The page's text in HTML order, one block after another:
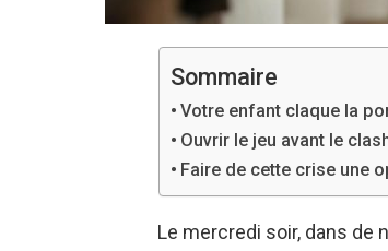
Sommaire
Votre enfant claque la
Ouvrir le jeu avant le
Faire de cette crise une
Le mercredi soir, dans de